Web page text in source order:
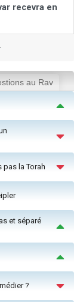
recevra en
au Rav
pas la Torah
et séparé
?